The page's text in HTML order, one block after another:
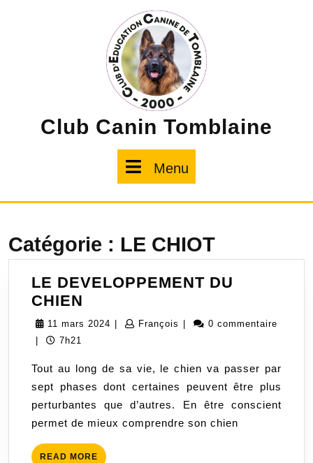
Club Canin Tomblaine
Menu
Catégorie : LE CHIOT
LE DEVELOPPEMENT DU
CHIEN
DEVELOPPEMENT
11 mars 2024 11
François François0 commentaire
7h21
Tout au long de sa vie, le chien va passer par
sept phases dont certaines peuvent être plus
perturbantes que d’autres. En être conscient
permet de mieux comprendre son chien
READ MORE READ